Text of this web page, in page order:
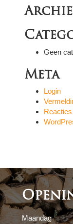
Geen
Meta
Login
Maandag